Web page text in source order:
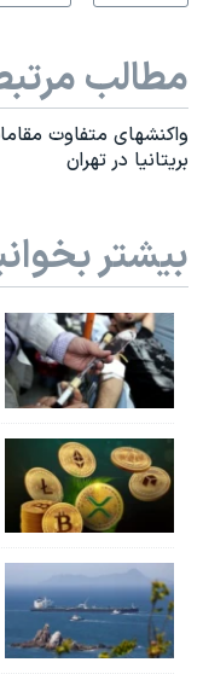
مطالب
واکنشهای متفاوت
بریتانیا در تهران
بیشتر